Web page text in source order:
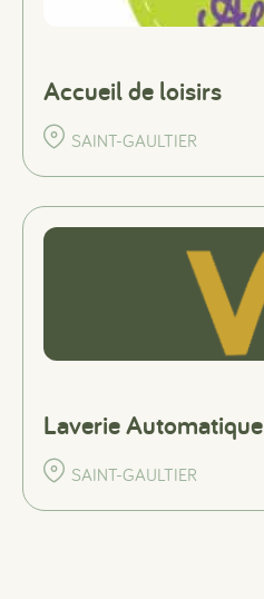
Accueil de loisirs
SAINT-GAULTIER
Laverie Automatique
SAINT-GAULTIER
#